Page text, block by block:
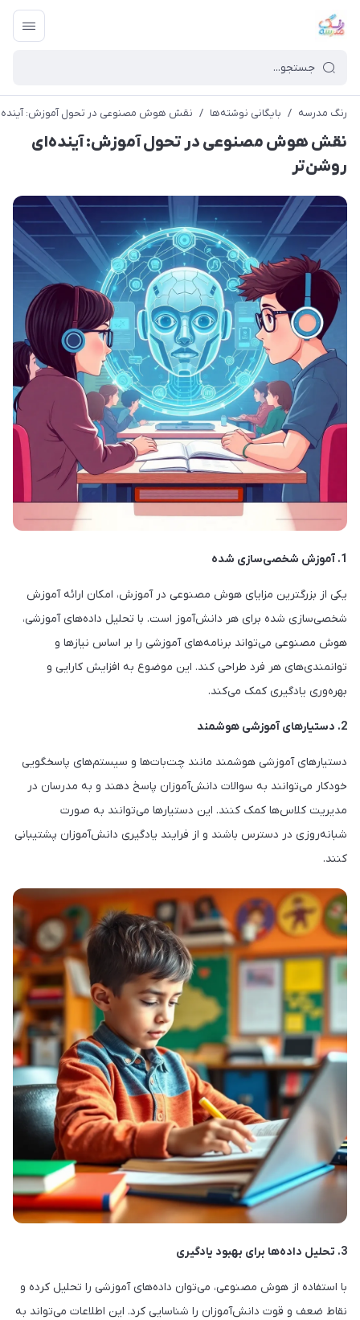
رنگ مدرسه / بایگانی نوشته‌ها / نقش هوش مصنوعی در تحول آموزش:
نقش هوش مصنوعی در تحول آموزش: آینده‌ای
روشن‌تر
1. آموزش شخصی‌سازی شده
یکی از بزرگترین مزایای هوش مصنوعی در آموزش، امکان ارائه آموزش
شخصی‌سازی شده برای هر دانش‌آموز است. با تحلیل داده‌های آموزشی،
هوش مصنوعی می‌تواند برنامه‌های آموزشی را بر اساس نیازها و
توانمندی‌های هر فرد طراحی کند. این موضوع به افزایش کارایی و
بهره‌وری یادگیری کمک می‌کند.
2. دستیارهای آموزشی هوشمند
دستیارهای آموزشی هوشمند مانند چت‌بات‌ها و سیستم‌های پاسخگویی
خودکار می‌توانند به سوالات دانش‌آموزان پاسخ دهند و به مدرسان در
مدیریت کلاس‌ها کمک کنند. این دستیارها می‌توانند به صورت
شبانه‌روزی در دسترس باشند و از فرایند یادگیری دانش‌آموزان پشتیبانی
کنند.
3. تحلیل داده‌ها برای بهبود یادگیری
با استفاده از هوش مصنوعی، می‌توان داده‌های آموزشی را تحلیل کرده و
نقاط ضعف و قوت دانش‌آموزان را شناسایی کرد. این اطلاعات می‌تواند به